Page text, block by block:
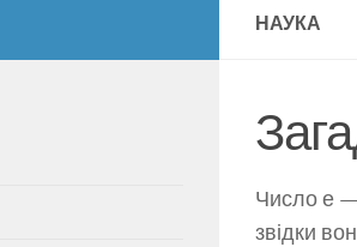
НАУКА
Число е —
звідки